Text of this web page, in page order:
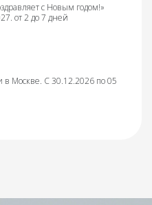
с Новым годом!»
от 2 до 7 дней
в Москве. С 30.12.2026 по 05